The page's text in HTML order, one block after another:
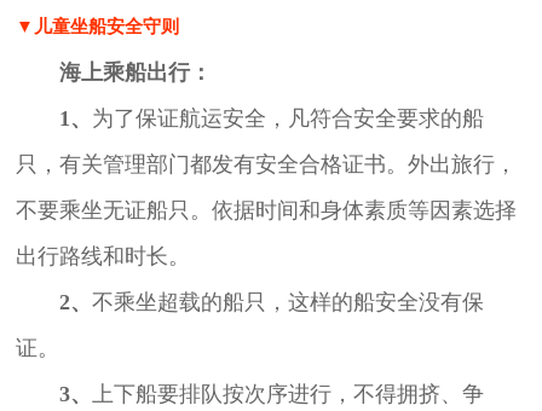
▼儿童坐船安全守则
海上乘船出行：
1、 为了保证航运安全，凡符合安全要求的船
只，有关管理部门都发有安全合格证书。外出旅行，
不要乘坐无证船只。依据时间和身体素质等因素选择
出行路线和时长。
2、 不乘坐超载的船只，这样的船安全没有保
证。
3、
上下船要排队按次序进行，不得拥挤、争